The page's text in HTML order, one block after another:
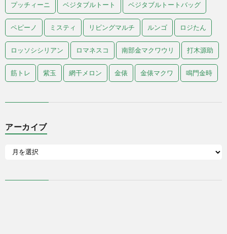
プッチィーニ ベジタブルトート ベジタブルトートバッグ
ペピーノ ミスティ リビングマルチ ルンゴ ロジたん
ロッソシシリアン ロマネスコ 南部金マクワウリ 打木源助
筋トレ 紫玉 網干メロン 金俵 金俵マクワ 鳴門金時
アーカイブ